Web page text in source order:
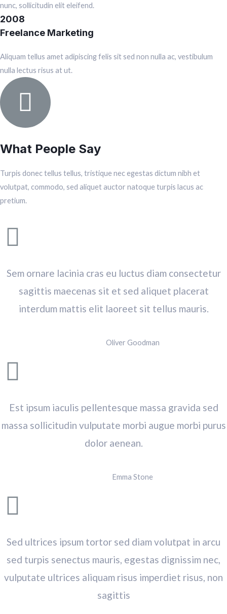
nunc, sollicitudin elit eleifend.
2008
Freelance Marketing
Aliquam tellus amet adipiscing felis sit sed non nulla ac, vestibulum
nulla lectus risus at ut.
What People Say
Turpis donec tellus tellus, tristique nec egestas dictum nibh et
volutpat, commodo, sed aliquet auctor natoque turpis lacus ac
pretium.
Sem ornare lacinia cras eu luctus diam consectetur
sagittis maecenas sit et sed aliquet placerat
interdum mattis elit laoreet sit tellus mauris.
Oliver Goodman
Est ipsum iaculis pellentesque massa gravida sed
massa sollicitudin vulputate morbi augue morbi purus
dolor aenean.
Emma Stone
Sed ultrices ipsum tortor sed diam volutpat in arcu
sed turpis senectus mauris, egestas dignissim nec,
vulputate ultrices aliquam risus imperdiet risus, non
sagittis